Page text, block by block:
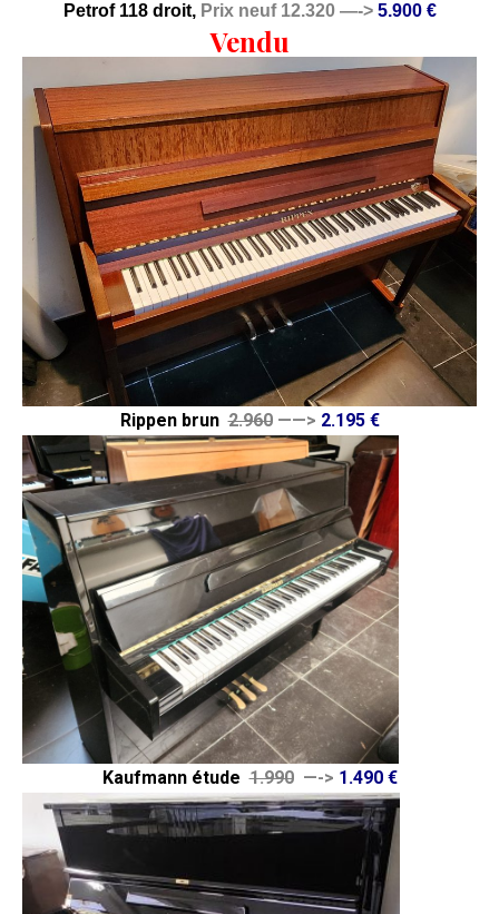
Petrof 118 droit, Prix neuf 12.320 —->5.900 €
Vendu
Rippen brun 2.960——> 2.195 €
Kaufmann étude1.990—-> 1.490 €